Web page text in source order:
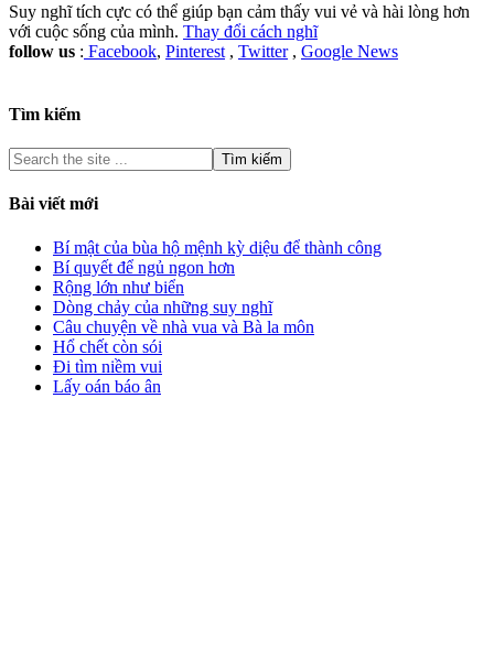
Suy nghĩ tích cực có thể giúp bạn cảm thấy vui vẻ và hài lòng hơn
với cuộc sống của mình. Thay đổi cách nghĩ
follow us : Facebook, Pinterest , Twitter, Google News
Tìm kiếm
Bài viết mới
Bí mật của bùa hộ mệnh kỳ diệu để thành công
Bí quyết để ngủ ngon hơn
Rộng lớn như biển
Dòng chảy của những suy nghĩ
Câu chuyện về nhà vua và Bà la môn
Hổ chết còn sói
Đi tìm niềm vui
Lấy oán báo ân